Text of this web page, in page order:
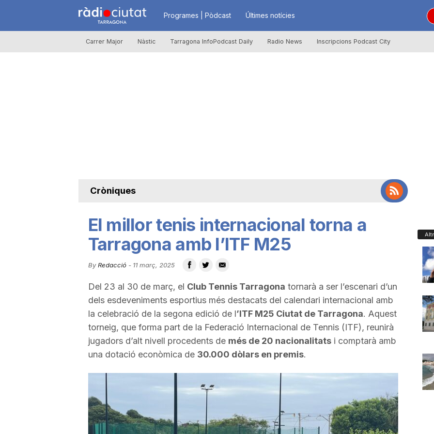
R
à
u
t
t
d
T
Programes | Pòdcast Últimes notícies
Carrer Major Nàstic Tarragona InfoPodcast Daily Radio News Inscripcions Podcast City
Cròniques
El millor tenis internacional torna a
Tarragona amb l’ITF M25
By Redacció- 11 març, 2025
Del 23 al 30 de març, el Club Tennis Tarragona tornarà a ser l’escenari d’un
dels esdeveniments esportius més destacats del calendari internacional amb
la celebració de la segona edició de l’ITF M25 Ciutat de Tarragona. Aquest
torneig, que forma part de la Federació Internacional de Tennis (ITF), reunirà
jugadors d’alt nivell procedents de més de 20 nacionalitatsi comptarà amb
una dotació econòmica de 30.000 dòlars en premis.